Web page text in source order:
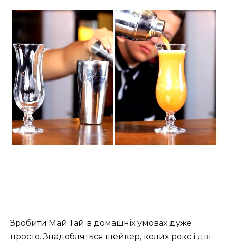
Зробити Май Тай в домашніх умовах дуже
просто. Знадобляться шейкер, келих рокс і дві